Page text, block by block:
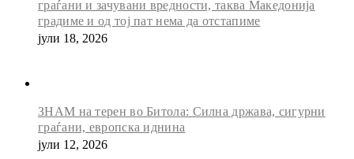
граѓани и зачувани вредности, таква Македонија
градиме и од тој пат нема да отстапиме
јули 18, 2026
ЗНАМ на терен во Битола: Силна држава, сигурни
граѓани, европска иднина
јули 12, 2026